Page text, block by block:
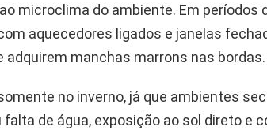
microclima do ambiente. Em períodos
aquecedores ligados e janelas
adquirem manchas marrons nas bordas.
no inverno, já que ambientes
de água, exposição ao sol direto e